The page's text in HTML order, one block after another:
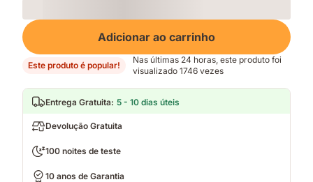
Loading
Adicionar ao carrinho
Este produto é popular!
Nas últimas 24 horas, este produto foi
visualizado 1746 vezes
Entrega Gratuita: 5 - 10 dias úteis
Devolução Gratuita
100 noites de teste
10 anos de Garantia